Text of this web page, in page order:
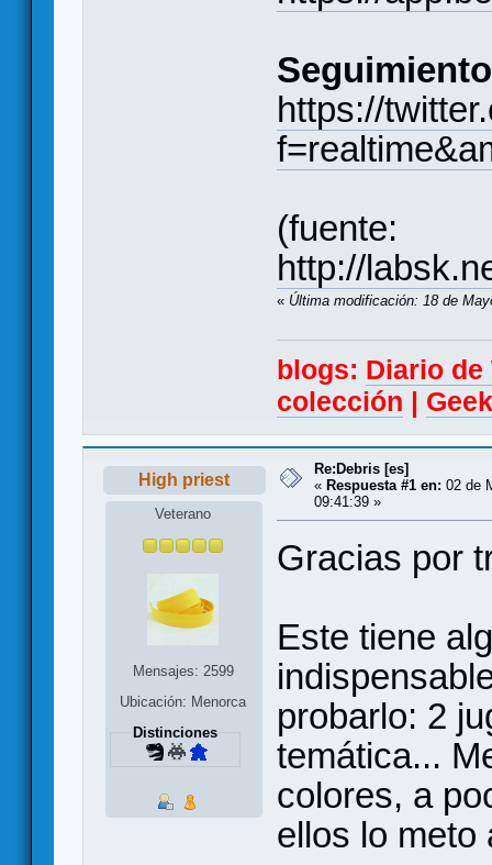
https://
(fuente:
http://
« Última modificación: 18 de
blogs: Diario
colección |
High priest
Veterano
Mensajes: 2599
Ubicación: Menorca
Distinciones
Re:Debris [es]
« Respuesta #1 en: 02 de
09:41:39 »
Gracias por
Este tiene
probarlo: 2
temática...
colores, a
ellos lo meto